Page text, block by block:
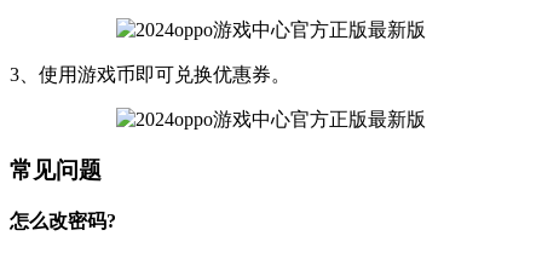
3、使用游戏币即可兑换优惠券。
常见问题
怎么改密码?